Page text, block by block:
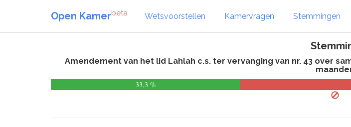
Open Kamerbeta Wetsvoorstellen Kamervragen Stemmingen
Amendement van het lid Lahlah c.s. ter vervanging van nr. 43 over
33,3 %